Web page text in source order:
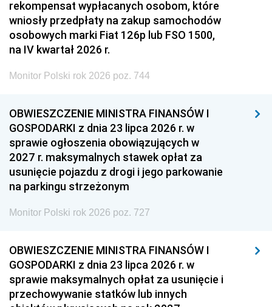
rekompensat wypłacanych osobom, które
wniosły przedpłaty na zakup samochodów
osobowych marki Fiat 126p lub FSO 1500,
na IV kwartał 2026 r.
Monitor Polski rok 2026 poz. 744
OBWIESZCZENIE MINISTRA FINANSÓW I
GOSPODARKI z dnia 23 lipca 2026 r. w
sprawie ogłoszenia obowiązujących w
2027 r. maksymalnych stawek opłat za
usunięcie pojazdu z drogi i jego parkowanie
na parkingu strzeżonym
Monitor Polski rok 2026 poz. 727
OBWIESZCZENIE MINISTRA FINANSÓW I
GOSPODARKI z dnia 23 lipca 2026 r. w
sprawie maksymalnych opłat za usunięcie i
przechowywanie statków lub innych